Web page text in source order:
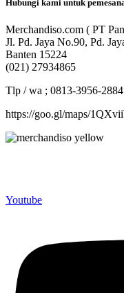
Hubungi kami untuk
Merchandiso.com ( PT
Jl. Pd. Jaya No.90, Pd.
Banten 15224
(021) 27934865
Tlp / wa ; 0813-3956-2884
https://goo.gl/maps/
Youtube